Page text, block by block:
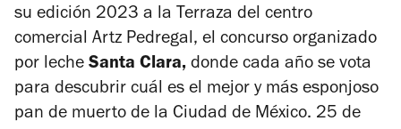
su edición 2023 a la Terraza del centro
comercial Artz Pedregal, el concurso organizado
por leche Santa Clara, donde cada año se vota
para descubrir cuál es el mejor y más esponjoso
pan de muerto de la Ciudad de México. 25 de